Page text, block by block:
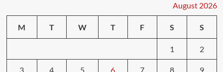
August 2026
M T W T F S S
1 2
3 4 5 6 7 8 9